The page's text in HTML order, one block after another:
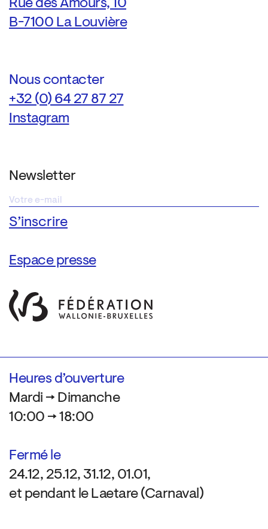
Rue des Amours, 10
B-7100 La Louvière
Nous contacter
+32 (0) 64 27 87 27
Instagram
Newsletter
Espace presse
Heures d’ouverture
Mardi → Dimanche
10:00 → 18:00
Fermé le
24.12, 25.12, 31.12, 01.01,
et pendant le Laetare (Carnaval)